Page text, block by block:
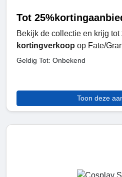
Tot
Bekijk de collectie en krijg tot
kortingverkoop op Fate/
Geldig Tot: Onbekend
Toon deze